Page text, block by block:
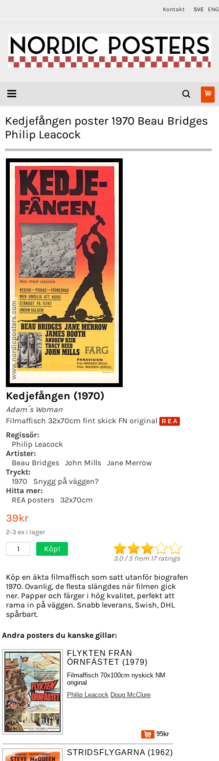
Kontakt SVE ENG
Kedjefången poster 1970 Beau Bridges
Philip Leacock
Kedjefången (1970)
Adam´s Woman
Filmaffisch 32x70cm fint skick FN original
R E A
Regissör:
Philip Leacock
Artister:
Beau Bridges
John Mills
Jane Merrow
Tryckt:
1970
Snygg på väggen?
Hitta mer:
REA posters
32x70cm
39kr
2-3 ex i lager
1 Köp!
3.0/5from 17ratings
Köp en äkta filmaffisch som satt utanför biografen
1970. Ovanlig, de flesta slängdes när filmen gick
ner. Papper och färger i hög kvalitet, perfekt att
rama in på väggen. Snabb leverans, Swish, DHL
spårbart.
Andra posters du kanske gillar:
FLYKTEN FRÅN
ÖRNFÄSTET (1979)
Filmaffisch 70x100cm nyskick NM
original
Philip Leacock Doug McClure
95kr
STRIDSFLYGARNA (1962)